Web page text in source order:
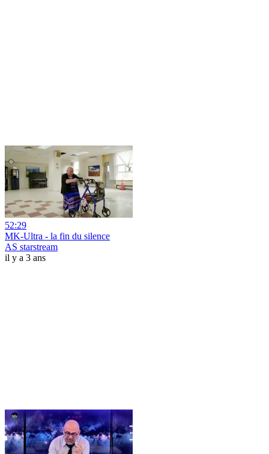
52:29
MK-Ultra - la fin du silence
AS starstream
il y a 3 ans